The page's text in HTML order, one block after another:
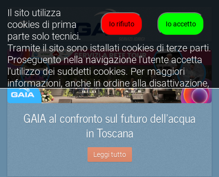
GAIA al confronto sul futuro dell’acqua
in Toscana
Leggi tutto
Io accetto
Io rifiuto
Il sito utilizza
cookies di prima
parte solo tecnici.
Tramite il sito sono istallati cookies di terze parti.
Proseguento nella navigazione l'utente accetta
l'utilizzo dei suddetti cookies. Per maggiori
informazioni, anche in ordine alla disattivazione,
è possibile consultare l'informativa cookies
completa.
Visualizza informativa completa.